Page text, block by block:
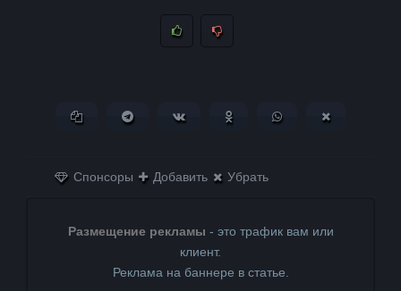
Копировать ссылкуПоделиться в Telegram
Поделиться ВКонтактеПоделиться в
Поделиться в
Спонсоры Добавить Убрать
Размещение рекламы - это трафик вам или
клиент.
Реклама на баннере в статье.